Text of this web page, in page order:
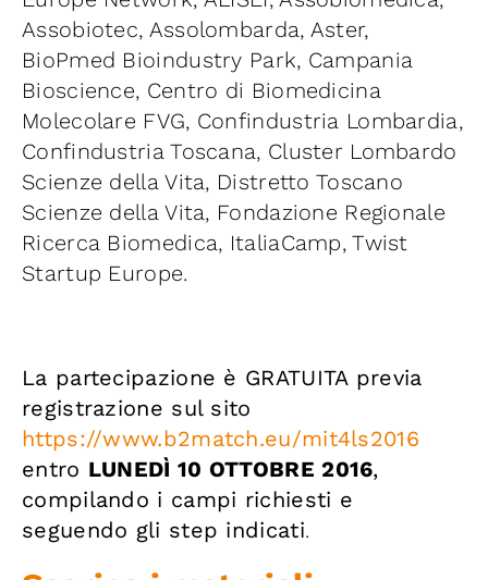
Assobiotec, Assolombarda, Aster,
BioPmed Bioindustry Park, Campania
Bioscience, Centro di Biomedicina
Molecolare FVG, Confindustria Lombardia,
Confindustria Toscana, Cluster Lombardo
Scienze della Vita, Distretto Toscano
Scienze della Vita, Fondazione Regionale
Ricerca Biomedica, ItaliaCamp, Twist
Startup Europe.
La partecipazione è GRATUITA previa
registrazione sul sito
https://www.b2match.eu/mit4ls2016
entro LUNEDÌ 10 OTTOBRE 2016,
compilando i campi richiesti e
seguendo gli step indicati.